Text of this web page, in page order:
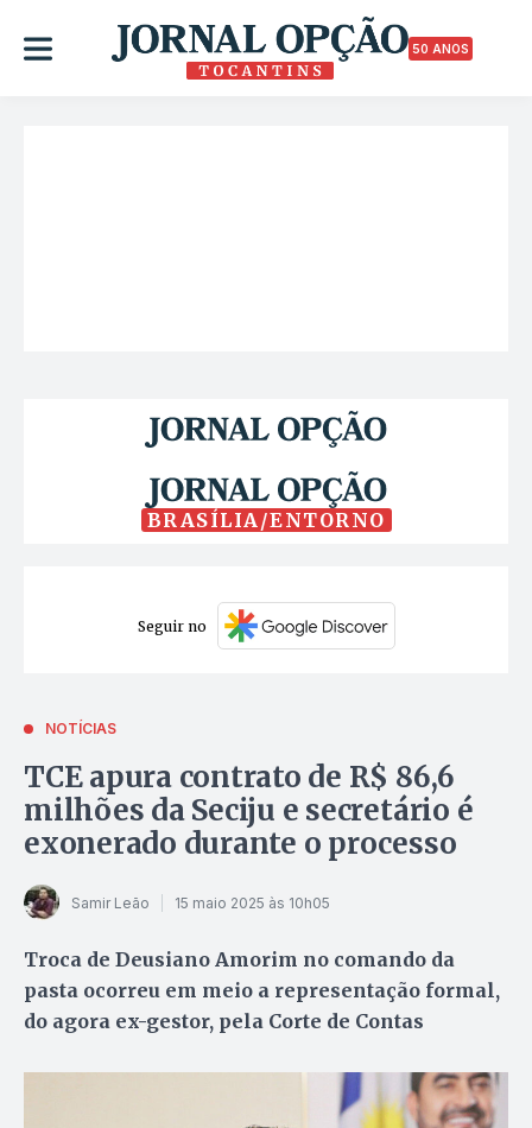
50 ANOS
BRASÍLIA/ENTORNO
Seguir no
NOTÍCIAS
TCE apura contrato de R$ 86,6
milhões da Seciju e secretário é
exonerado durante o processo
Samir Leão 15 maio 2025 às 10h05
Troca de Deusiano Amorim no comando da
pasta ocorreu em meio a representação formal,
do agora ex-gestor, pela Corte de Contas